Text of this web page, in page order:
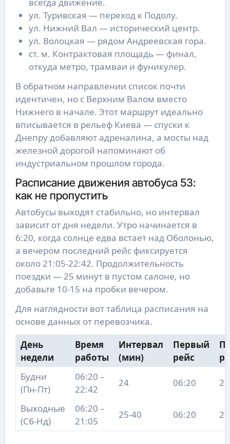
всегда движение.
ул. Туривская — переход к Подолу.
ул. Нижний Вал — исторический центр.
ул. Волоцкая — рядом Андреевская гора.
ст. м. Контрактовая площадь — финал,
откуда метро, трамваи и фуникулер.
В обратном направлении список почти
идентичен, но с Верхним Валом вместо
Нижнего в начале. Этот маршрут идеально
вписывается в рельеф Киева — спуски к
Днепру добавляют адреналина, а мосты над
железной дорогой напоминают об
индустриальном прошлом города.
Расписание движения автобуса 53:
как не пропустить
Автобусы выходят стабильно, но интервал
зависит от дня недели. Утро начинается в
6:20, когда солнце едва встает над Оболонью,
а вечером последний рейс фиксируется
около 21:05-22:42. Продолжительность
поездки — 25 минут в пустом салоне, но
добавьте 10-15 на пробки вечером.
Для наглядности вот таблица расписания на
основе данных от перевозчика.
День
недели
Время
работы
Интервал
(мин)
Первый
рейс
Будни
(Пн-Пт)
06:20 –
22:42
24 06:20
Выходные
(Сб-Нд)
06:20 –
21:05
25-40 06:20